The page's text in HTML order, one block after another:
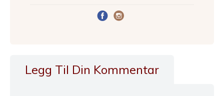
Legg Til Din Kommentar